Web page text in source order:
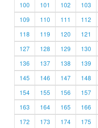
100
101 102 103
109
110 111 112
118
119 120 121
127
128 129 130
136
137 138 139
145
146 147 148
154
155 156 157
163
164 165 166
172
173 174 175